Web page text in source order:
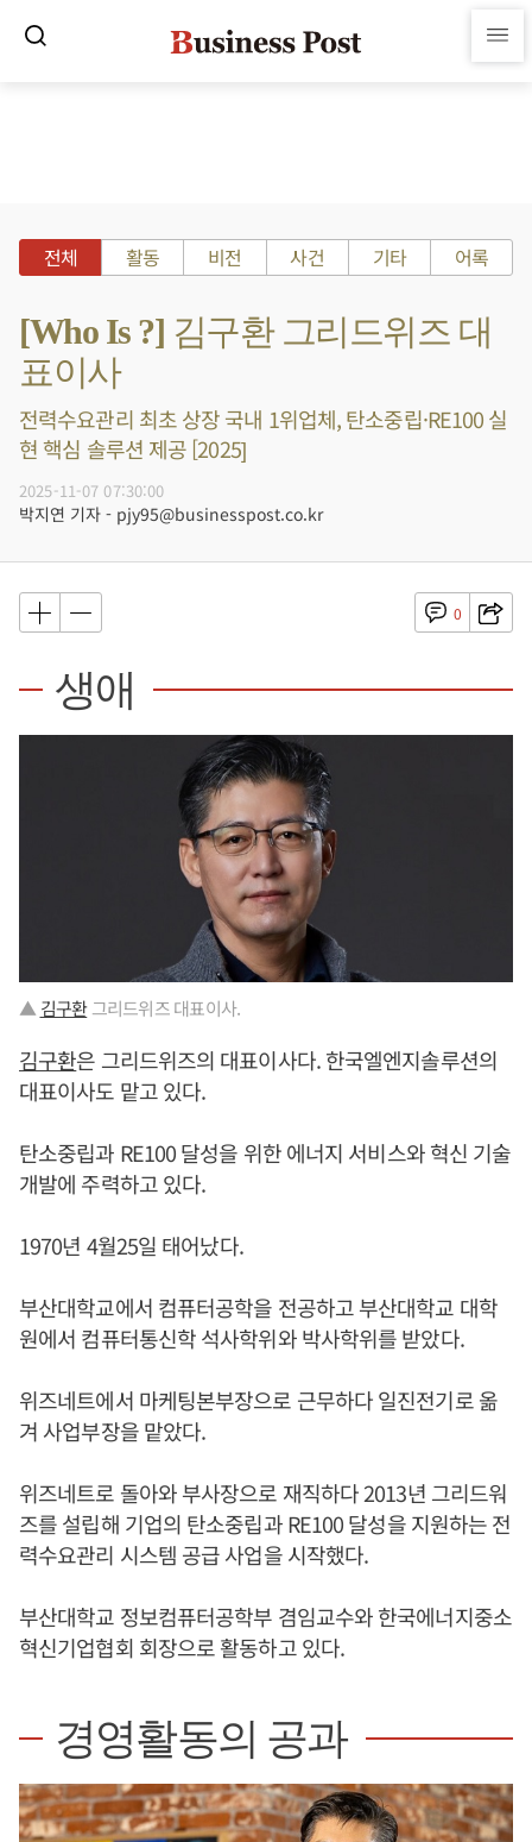
전체 활동 비전 사건 기타 어록
[Who Is ?] 김구환 그리드위즈 대
표이사
전력수요관리 최초 상장 국내 1위업체, 탄소중립·RE100 실
현 핵심 솔루션 제공 [2025]
2025-11-07 07:30:00
박지연 기자 - pjy95@businesspost.co.kr
0
생애
▲ 김구환그리드위즈 대표이사.
김구환은 그리드위즈의 대표이사다. 한국엘엔지솔루션의
대표이사도 맡고 있다.
탄소중립과 RE100 달성을 위한 에너지 서비스와 혁신 기술
개발에 주력하고 있다.
1970년 4월25일 태어났다.
부산대학교에서 컴퓨터공학을 전공하고 부산대학교 대학
원에서 컴퓨터통신학 석사학위와 박사학위를 받았다.
위즈네트에서 마케팅본부장으로 근무하다 일진전기로 옮
겨 사업부장을 맡았다.
위즈네트로 돌아와 부사장으로 재직하다 2013년 그리드워
즈를 설립해 기업의 탄소중립과 RE100 달성을 지원하는 전
력수요관리 시스템 공급 사업을 시작했다.
부산대학교 정보컴퓨터공학부 겸임교수와 한국에너지중소
혁신기업협회 회장으로 활동하고 있다.
경영활동의 공과